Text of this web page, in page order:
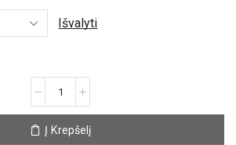
Išvalyti
Nepripūstas
balionas
Į Krepšelį